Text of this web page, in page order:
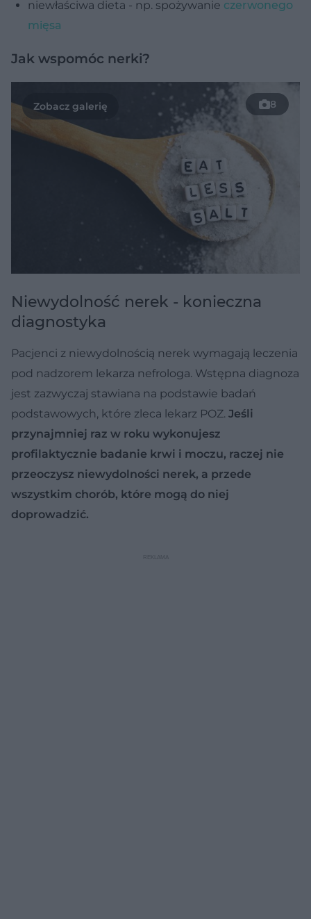
niewłaściwa dieta - np. spożywanie czerwonego
mięsa
Jak wspomóc nerki?
8
Niewydolność nerek - konieczna
diagnostyka
Pacjenci z niewydolnością nerek wymagają leczenia
pod nadzorem lekarza nefrologa. Wstępna diagnoza
jest zazwyczaj stawiana na podstawie badań
podstawowych, które zleca lekarz POZ. Jeśli
przynajmniej raz w roku wykonujesz
profilaktycznie badanie krwi i moczu, raczej nie
przeoczysz niewydolności nerek, a przede
wszystkim chorób, które mogą do niej
doprowadzić.